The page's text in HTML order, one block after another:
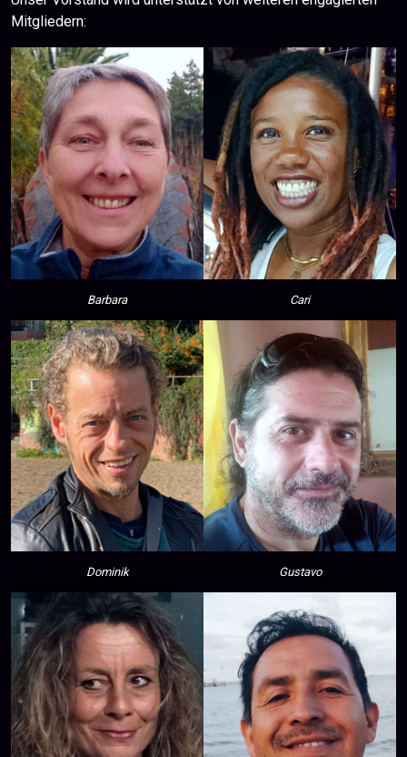
Mitgliedern:
Barbara Cari
Dominik Gustavo